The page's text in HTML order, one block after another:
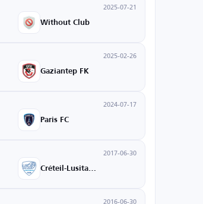
2025-07-21
Without Club
2025-02-26
Gaziantep FK
2024-07-17
Paris FC
2017-06-30
2016-06-30